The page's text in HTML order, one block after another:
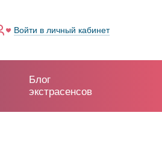
Войти в личный кабинет
Блог
экстрасенсов